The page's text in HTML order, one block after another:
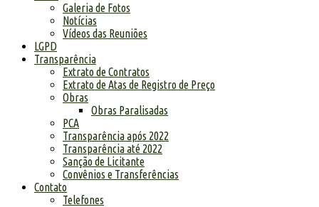
Galeria de Fotos
Notícias
Vídeos das Reuniões
LGPD
Transparência
Extrato de Contratos
Extrato de Atas de Registro de Preço
Obras
Obras Paralisadas
PCA
Transparência após 2022
Transparência até 2022
Sanção de Licitante
Convênios e Transferências
Contato
Telefones